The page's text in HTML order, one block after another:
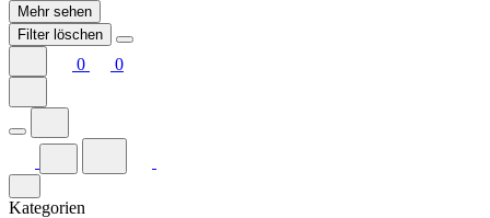
Mehr sehen
Filter löschen
0 0
Kategorien